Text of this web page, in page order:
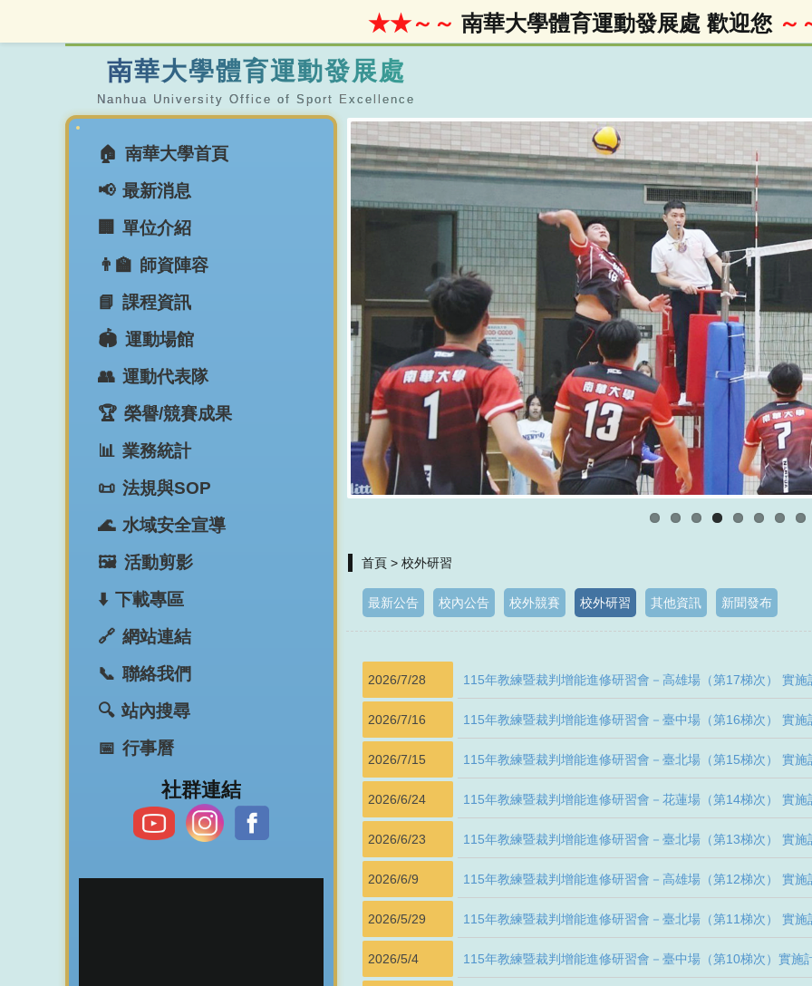
南華大學體育運動發展處
南華大學首頁
最新消息
單位介紹
師資陣容
課程資訊
運動場館
運動代表隊
榮譽/競賽成果
業務統計
法規與SOP
水域安全宣導
活動剪影
下載專區
網站連結
聯絡我們
站內搜尋
行事曆
​社群連結
首頁 > 校外研習
最新公告 校內公告 校外競賽 校外研習 其他資訊 新聞發布
2026/7/28 115年教練暨裁判增能進修研習會－高雄場（第17梯次） 實施
2026/7/16 115年教練暨裁判增能進修研習會－臺中場（第16梯次） 實施
2026/7/15 115年教練暨裁判增能進修研習會－臺北場（第15梯次） 實施
2026/6/24 115年教練暨裁判增能進修研習會－花蓮場（第14梯次） 實施
2026/6/23 115年教練暨裁判增能進修研習會－臺北場（第13梯次） 實施
2026/6/9 115年教練暨裁判增能進修研習會－高雄場（第12梯次） 實施
2026/5/29 115年教練暨裁判增能進修研習會－臺北場（第11梯次） 實施
2026/5/4 115年教練暨裁判增能進修研習會－臺中場（第10梯次）實施
★★～～南華大學體育運動發展處 歡迎您～